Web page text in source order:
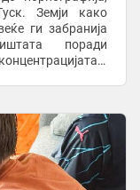
како
ги забранија
поради
и